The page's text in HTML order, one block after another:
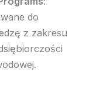
do
z zakresu